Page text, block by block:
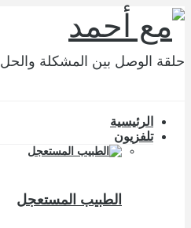
حلقة الوصل بين المشكلة والحل
الرئيسية
تلفزيون
الطبيب المستعجل